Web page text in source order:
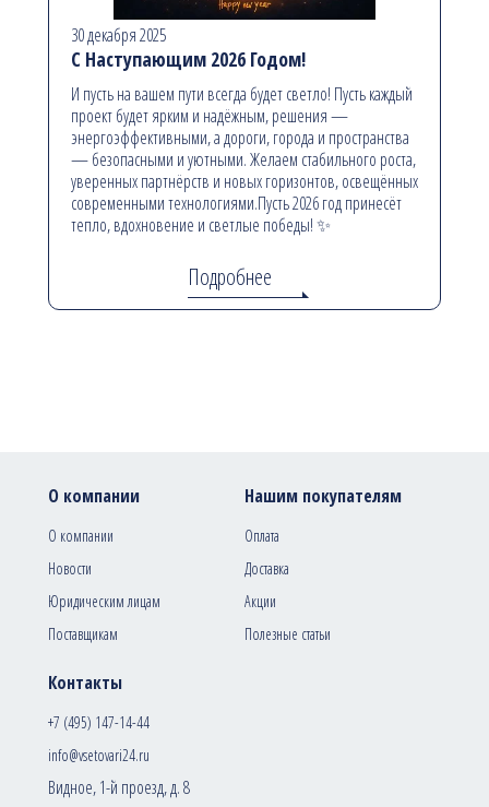
30 декабря 2025
С Наступающим 2026 Годом!
И пусть на вашем пути всегда будет светло! Пусть каждый
проект будет ярким и надёжным, решения —
энергоэффективными, а дороги, города и пространства
— безопасными и уютными. Желаем стабильного роста,
уверенных партнёрств и новых горизонтов, освещённых
современными технологиями.Пусть 2026 год принесёт
тепло, вдохновение и светлые победы! ✨
Подробнее
Контакты
+7 (495) 147-14-44
info@vsetovari24.ru
Видное, 1-й проезд, д. 8
О компании
О компании
Новости
Юридическим лицам
Поставщикам
Нашим покупателям
Оплата
Доставка
Акции
Полезные статьи